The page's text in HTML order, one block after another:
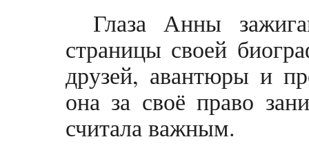
Глаза Анны
страницы своей
друзей, авантюры и
она за своё право
считала важным.